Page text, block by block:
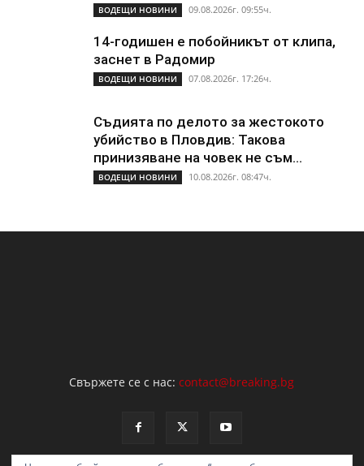
ВОДЕЩИ НОВИНИ 09.08.2026г. 09:55ч.
14-годишен е побойникът от клипа,
заснет в Радомир
ВОДЕЩИ НОВИНИ 07.08.2026г. 17:26ч.
Съдията по делото за жестокото
убийство в Пловдив: Такова
принизяване на човек не съм...
ВОДЕЩИ НОВИНИ 10.08.2026г. 08:47ч.
Свържете се с нас:contact@breaking.bg